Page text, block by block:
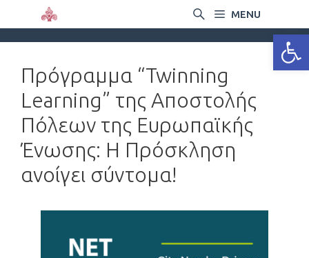
MENU
Πρόγραμμα “Twinning
Learning” της Αποστολής
Πόλεων της Ευρωπαϊκής
Ένωσης: Η Πρόσκληση
ανοίγει σύντομα!